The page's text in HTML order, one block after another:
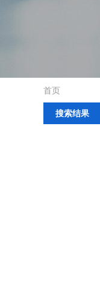
首页
搜索结果